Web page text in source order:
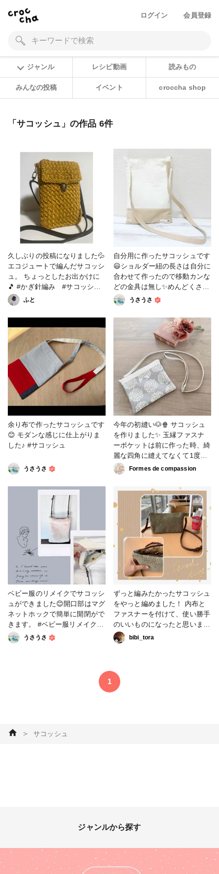
ログイン 会員登録
ジャンル レシピ動画 読みもの
みんなの投稿 イベント croccha shop
「サコッシュ」の作品 6件
久しぶりの投稿になりました💦
エコジュートで編んだサコッシ
ュ。 ちょっとしたお出かけに
🎵 #かぎ針編み #サコッシ
ュ #ショルダーバッグ #ジ
ュート糸 #久しぶりの投稿
ふと
自分用に作ったサコッシュです
😃ショルダー紐の長さは自分に
合わせて作ったので移動カンな
どの金具は無し✨めんどくさが
り屋の私にピッタリです😅 #サ
コッシュ #クロコちゃんレシピ
うさうさ
余り布で作ったサコッシュです
😊 モダンな感じに仕上がりま
した♪ #サコッシュ
うさうさ
今年の初縫い🐶🍿 サコッシュ
を作りました✨ 玉縁ファスナ
ーポケットは前に作った時、綺
麗な四角に縫えてなくて1度挫
折したけどインスタの外人さん
が上げてる縫製動画で「これな
ら綺麗に仕上げられそう！」と
思った方法で制作❣️ 10番オック
スは分厚すぎてタブを縫い付け
る部分に苦戦💦 次作る時は付
け位置だけ変えようかなと思い
ます😅 #バッグ・ポーチ #サコ
ッシュ #ショルダーバッグ
Formes de compassion
ベビー服のリメイクでサコッシ
ュができました😊開口部はマグ
ネットホックで簡単に開閉がで
きます。￼ #ベビー服リメイク
#サコッシュ #バッグ・ポーチ
うさうさ
ずっと編みたかったサコッシュ
をやっと編めました！ 内布と
ファスナーを付けて、使い勝手
のいいものになったと思います
😆 使ってる糸は毛糸ピエロさ
んのクラシャンという糸。 綿
です😅 今度は白で編んでみた
い。 参考動画 YouTube LiLi
bibi_tora
1
＞ サコッシュ
ジャンルから探す